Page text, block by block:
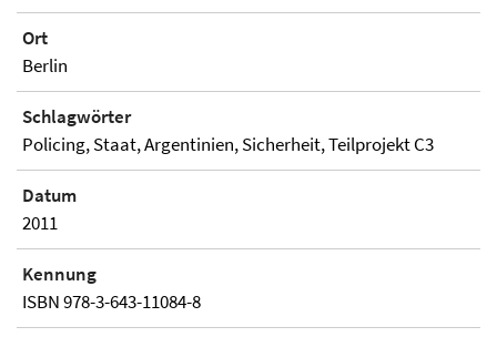
Ort
Berlin
Schlagwörter
Policing, Staat, Argentinien, Sicherheit, Teilprojekt C3
Datum
2011
Kennung
ISBN 978-3-643-11084-8